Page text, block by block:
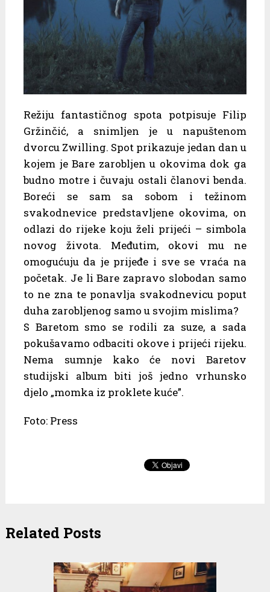
Režiju fantastičnog spota potpisuje Filip
Gržinčić, a snimljen je u napuštenom
dvorcu Zwilling. Spot prikazuje jedan dan u
kojem je Bare zarobljen u okovima dok ga
budno motre i čuvaju ostali članovi benda.
Boreći se sam sa sobom i težinom
svakodnevice predstavljene okovima, on
odlazi do rijeke koju želi prijeći – simbola
novog života. Međutim, okovi mu ne
omogućuju da je prijeđe i sve se vraća na
početak. Je li Bare zapravo slobodan samo
to ne zna te ponavlja svakodnevicu poput
duha zarobljenog samo u svojim mislima?
S Baretom smo se rodili za suze, a sada
pokušavamo odbaciti okove i prijeći rijeku.
Nema sumnje kako će novi Baretov
studijski album biti još jedno vrhunsko
djelo „momka iz proklete kuće”.
Foto: Press
Related Posts